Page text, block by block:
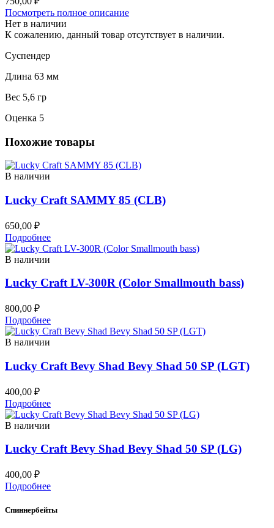
Посмотреть полное описание
Нет в наличии
К сожалению, данный товар отсутствует в наличии.
Суспендер
Длина 63 мм
Вес 5,6 гр
Оценка 5
Похожие товары
В наличии
Lucky Craft SAMMY 85 (CLB)
650,00 ₽
Подробнее
В наличии
Lucky Craft LV-300R (Color Smallmouth bass)
800,00 ₽
Подробнее
В наличии
Lucky Craft Bevy Shad Bevy Shad 50 SP (LGT)
400,00 ₽
Подробнее
В наличии
Lucky Craft Bevy Shad Bevy Shad 50 SP (LG)
400,00 ₽
Подробнее
Спиннербейты